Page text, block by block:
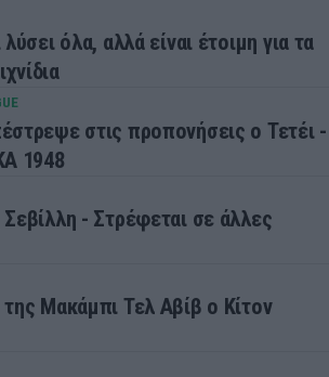
όλα, αλλά είναι έτοιμη για τα
στις προπονήσεις ο Τετέι -
1948
- Στρέφεται σε άλλες
Μακάμπι Τελ Αβίβ ο Κίτον